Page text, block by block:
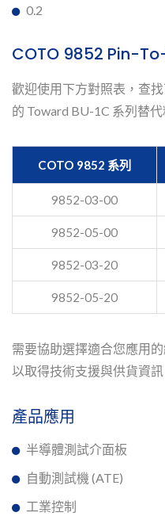
0.2
COTO 9852 Pin-
歡迎使用下方對照表，查
的 Toward BU-1C 系列替代
COTO 9852 系列
9852-03-00
9852-05-00
9852-03-20
9852-05-20
需要協助選擇適合您應用
以取得技術支援與供貨資訊
產品應用
半導體測試介面板
自動測試機 (ATE)
工業控制